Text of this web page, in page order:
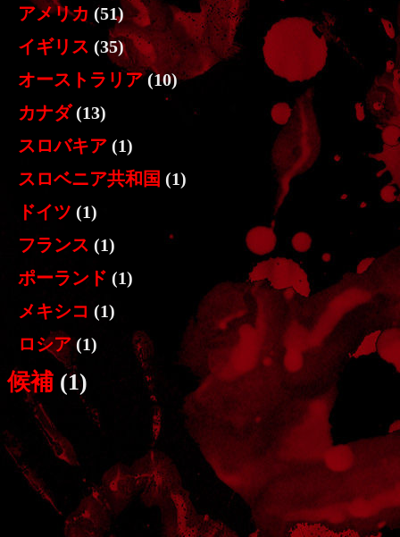
アメリカ (51)
イギリス (35)
オーストラリア(10)
カナダ(13)
スロバキア (1)
スロベニア共和国 (1)
ドイツ (1)
フランス (1)
ポーランド (1)
メキシコ (1)
ロシア(1)
候補 (1)